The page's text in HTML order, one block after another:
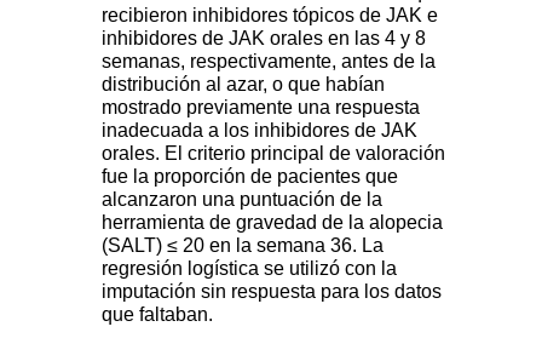
recibieron inhibidores tópicos de JAK e
inhibidores de JAK orales en las 4 y 8
semanas, respectivamente, antes de la
distribución al azar, o que habían
mostrado previamente una respuesta
inadecuada a los inhibidores de JAK
orales. El criterio principal de valoración
fue la proporción de pacientes que
alcanzaron una puntuación de la
herramienta de gravedad de la alopecia
(SALT) ≤ 20 en la semana 36. La
regresión logística se utilizó con la
imputación sin respuesta para los datos
que faltaban.